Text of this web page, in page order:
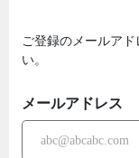
ご登録のメールア
い。
メールアドレス